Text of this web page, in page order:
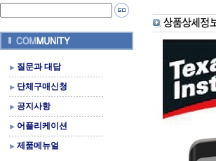
질문과 대답
단체구매신청
공지사항
어플리케이션
제품메뉴얼